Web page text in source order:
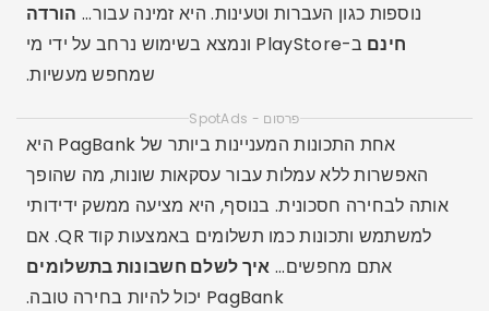
נוספות כגון העברות וטעינות. היא זמינה עבור... הורדה
חינם
ב-PlayStore ונמצא בשימוש נרחב על ידי מי
שמחפש מעשיות.
פרסום - SpotAds
אחת התכונות המעניינות ביותר של PagBank היא
האפשרות ללא עמלות עבור עסקאות שונות, מה שהופך
אותה לבחירה חסכונית. בנוסף, היא מציעה ממשק ידידותי
למשתמש ותכונות כמו תשלומים באמצעות קוד QR. אם
אתם מחפשים... איך לשלם חשבונות בתשלומים
PagBank יכול להיות בחירה טובה.